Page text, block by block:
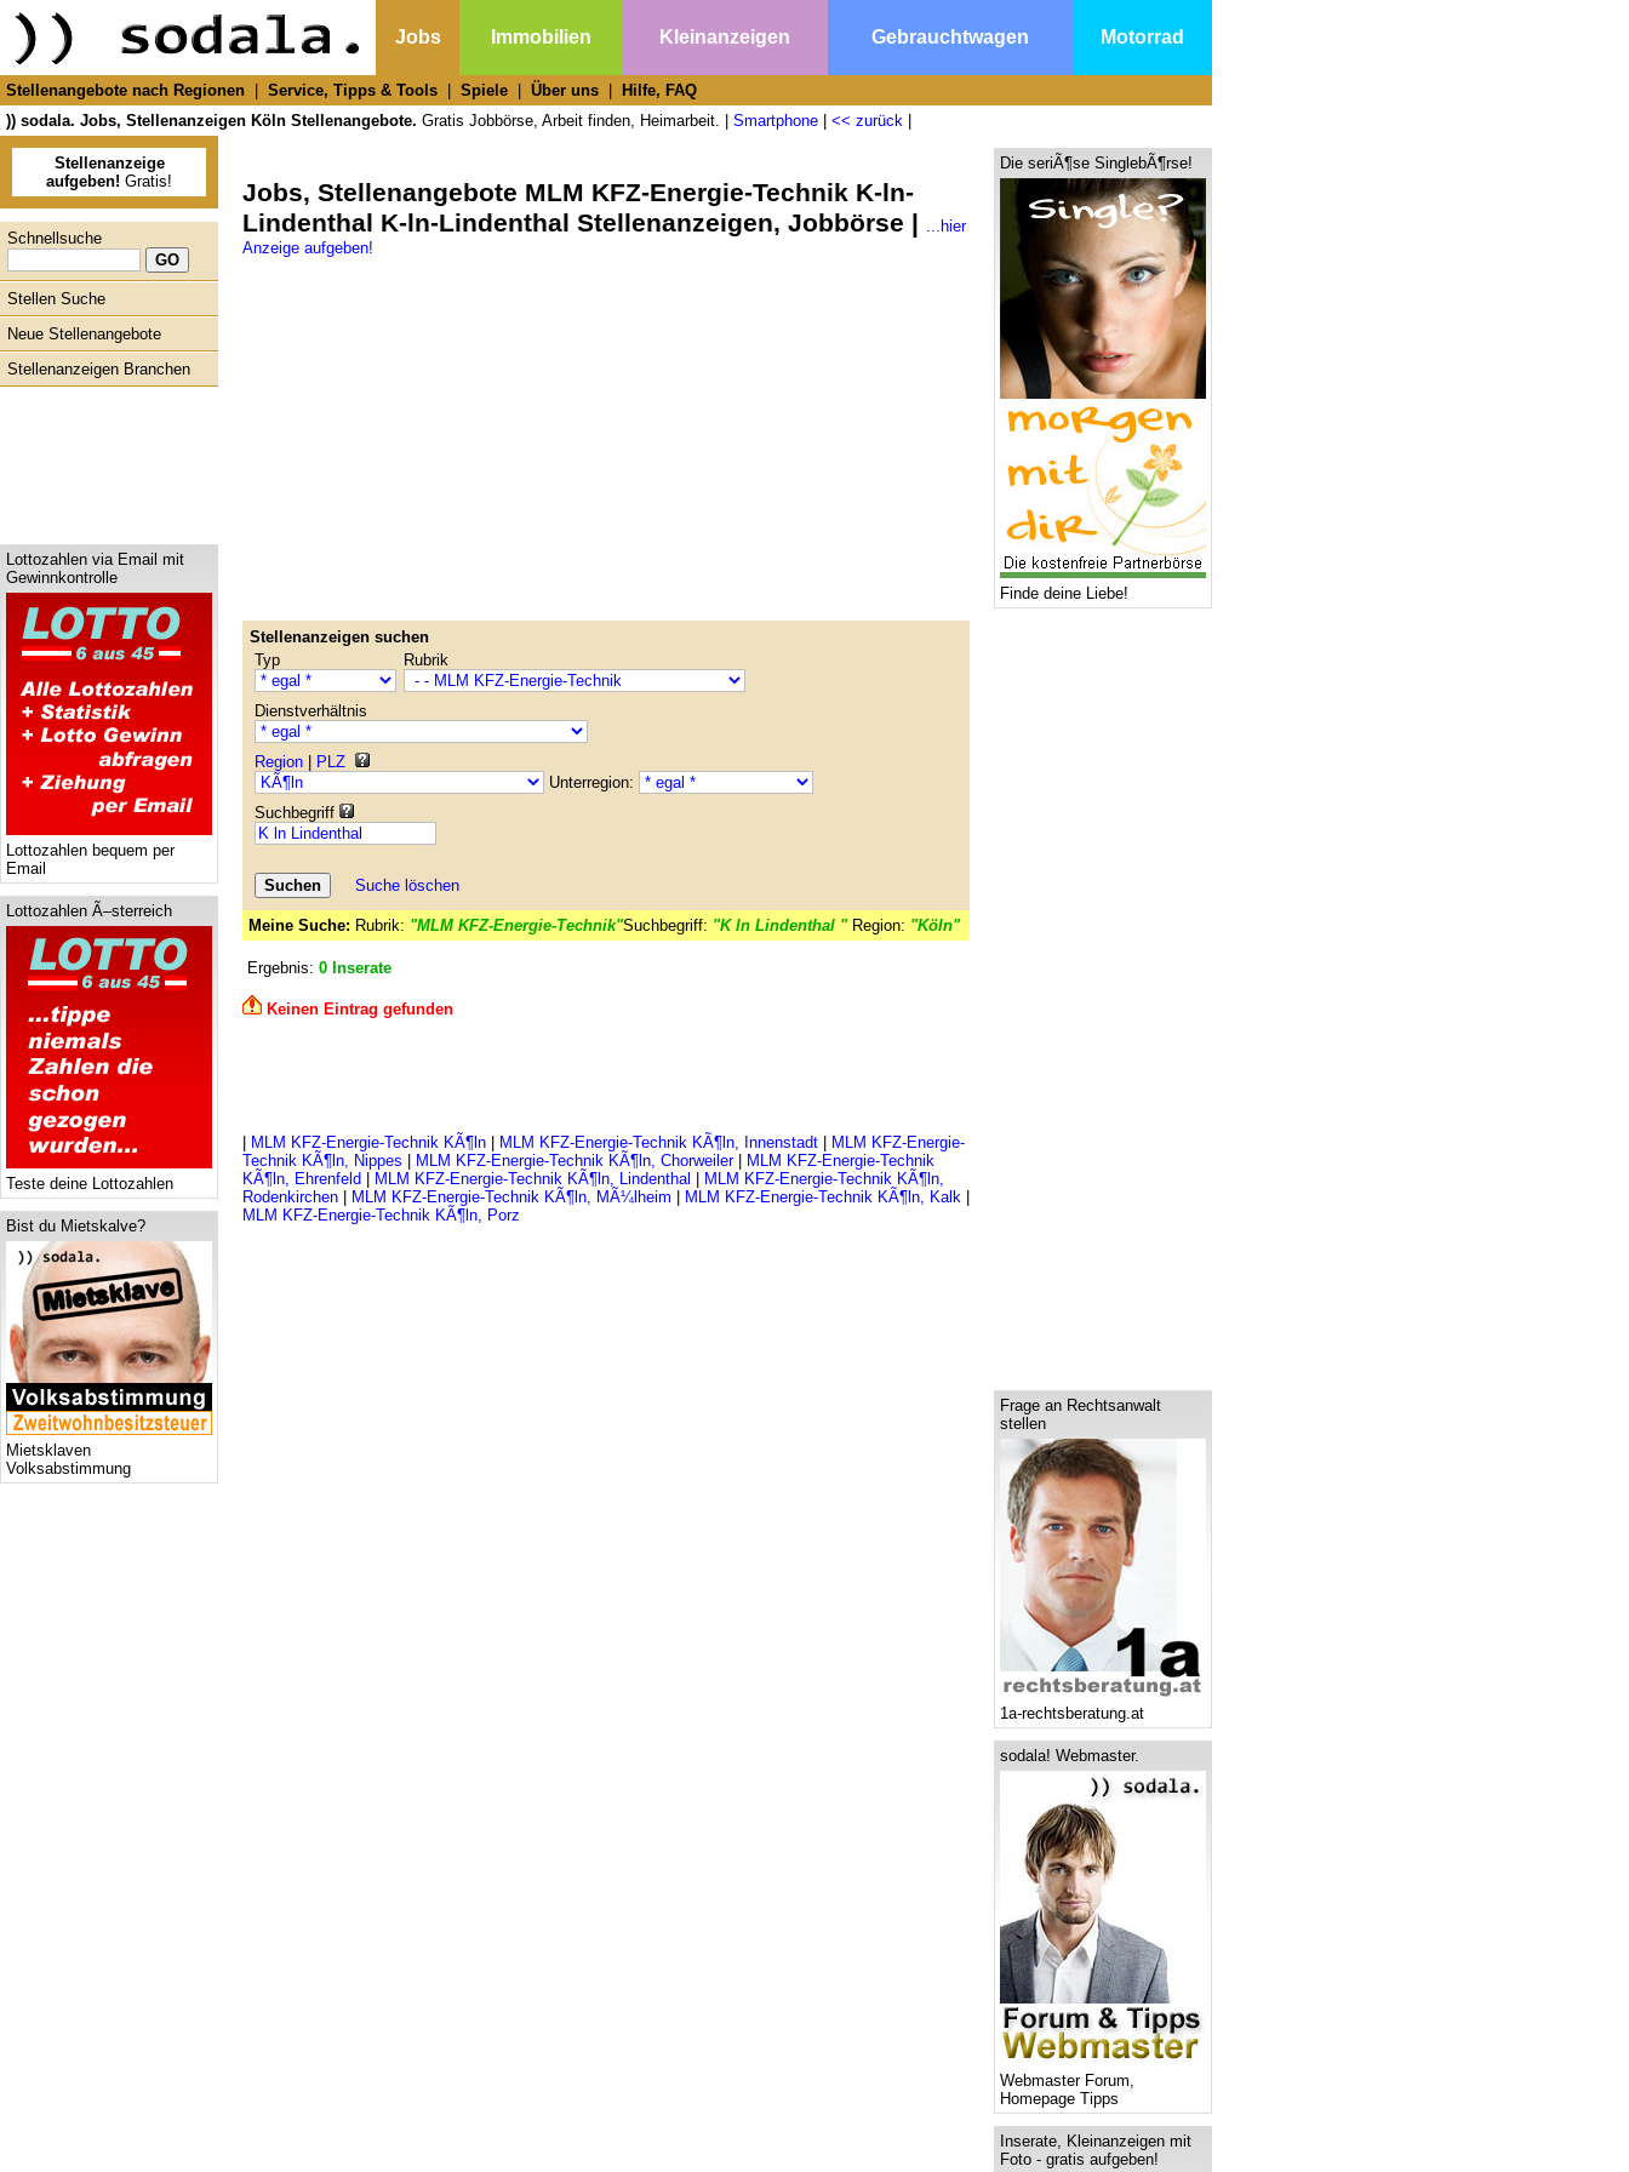
Jobs Immobilien Kleinanzeigen Gebrauchtwagen Motorrad
Stellenangebote nach Regionen Service, Tipps & Tools Spiele Über uns
Hilfe, FAQ
)) sodala. Jobs, Stellenanzeigen Köln Stellenangebote. Gratis Jobbörse, Arbeit finden, Heimarbeit. | Smartphone << zurück
Stellenanzeige
aufgeben! Gratis!
Schnellsuche
Stellen Suche
Neue Stellenangebote
Stellenanzeigen Branchen
Lottozahlen via Email mit
Gewinnkontrolle
Lottozahlen bequem per
Email
Lottozahlen Ã–sterreich
Teste deine Lottozahlen
Bist du Mietskalve?
Mietsklaven
Volksabstimmung
Jobs, Stellenangebote MLM KFZ-Energie-Technik K-ln-
Lindenthal K-ln-Lindenthal Stellenanzeigen, Jobbörse | ...hier
Anzeige aufgeben!
Stellenanzeigen suchen
Typ
Rubrik
Dienstverhältnis
Region
PLZ
Unterregion:
Suchbegriff
Suche löschen
Meine Suche: Rubrik: "MLM KFZ-Energie-Technik"Suchbegriff: "K ln Lindenthal "Region: "Köln"
Ergebnis: 0 Inserate
Keinen Eintrag gefunden
MLM KFZ-Energie-Technik KÃ¶ln MLM KFZ-Energie-Technik KÃ¶ln, Innenstadt
MLM KFZ-Energie-
Technik KÃ¶ln, Nippes
MLM KFZ-Energie-Technik KÃ¶ln, Chorweiler|
MLM KFZ-Energie-Technik
KÃ¶ln, Ehrenfeld
MLM KFZ-Energie-Technik KÃ¶ln, Lindenthal
MLM KFZ-Energie-Technik KÃ¶ln,
Rodenkirchen
MLM KFZ-Energie-Technik KÃ¶ln, MÃ¼lheim MLM KFZ-Energie-Technik KÃ¶ln, Kalk
MLM KFZ-Energie-Technik KÃ¶ln, Porz
Die seriÃ¶se SinglebÃ¶rse!
Finde deine Liebe!
Frage an Rechtsanwalt
stellen
1a-rechtsberatung.at
sodala! Webmaster.
Webmaster Forum,
Homepage Tipps
Inserate, Kleinanzeigen mit
Foto - gratis aufgeben!